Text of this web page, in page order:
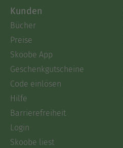
Kunden
Bücher
Preise
Skoobe App
Geschenkgutscheine
Code einlösen
Hilfe
Barrierefreiheit
Login
Skoobe liest